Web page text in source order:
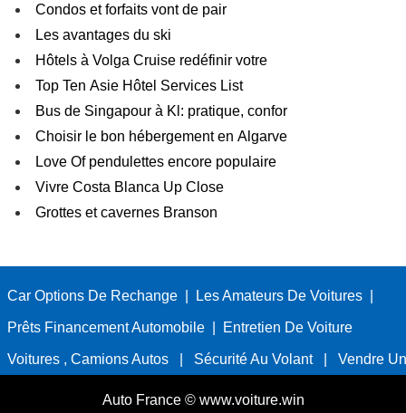
Condos et forfaits vont de pair
Les avantages du ski
Hôtels à Volga Cruise redéfinir votre
Top Ten Asie Hôtel Services List
Bus de Singapour à Kl: pratique, confor
Choisir le bon hébergement en Algarve
Love Of pendulettes encore populaire
Vivre Costa Blanca Up Close
Grottes et cavernes Branson
Car Options De Rechange Les Amateurs De Voitures
Prêts Financement Automobile Entretien De Voiture
Voitures , Camions Autos Sécurité Au Volant Vendre
Auto France © www.voiture.win